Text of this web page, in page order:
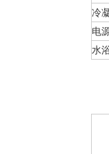
冷
电
水